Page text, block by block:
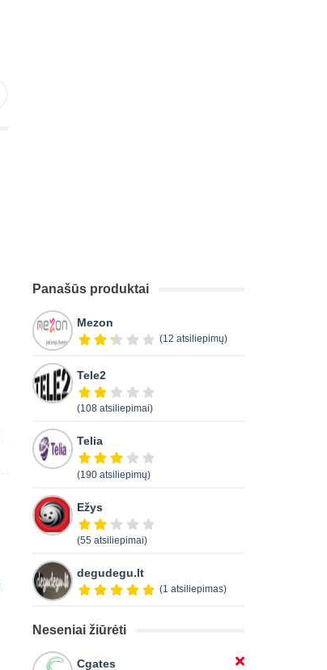
Panašūs produktai
Mezon
(12 atsiliepimų)
Tele2
(108 atsiliepimai)
Telia
(190 atsiliepimų)
Ežys
(55 atsiliepimai)
degudegu.lt
(1 atsiliepimas)
Neseniai žiūrėti
Cgates